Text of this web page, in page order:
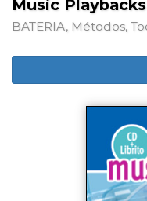
Music
BATERIA, Métodos,